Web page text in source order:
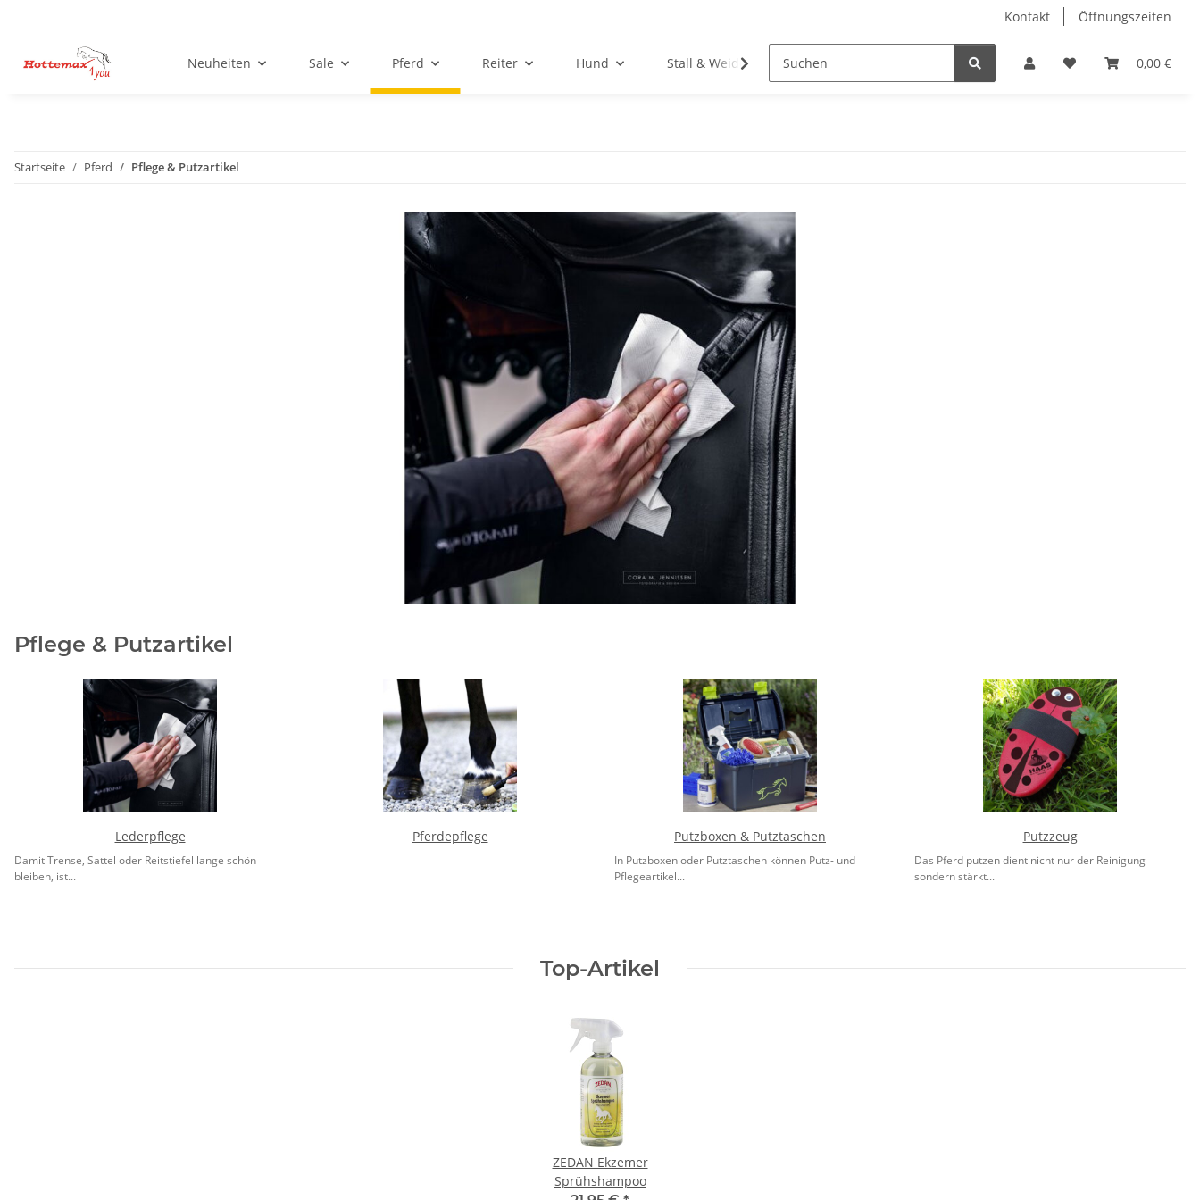
Kontakt Öffnungszeiten
0,00 €
Neuheiten Sale Pferd Reiter Hund Stall & Weide Hobby Horse Dienstleistungen Geschenkartikel &
Startseite Pferd Pflege & Putzartikel
Pflege & Putzartikel
Lederpflege
Damit Trense, Sattel oder Reitstiefel lange schön
bleiben, ist...
Pferdepflege Putzboxen & Putztaschen
In Putzboxen oder Putztaschen können Putz- und
Pflegeartikel...
Putzzeug
Das Pferd putzen dient nicht nur der Reinigung
sondern stärkt...
Top-Artikel
ZEDAN Ekzemer
Sprühshampoo